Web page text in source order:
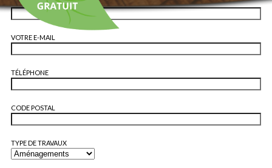
NOM
VOTRE E-MAIL
TÉLÉPHONE
CODE POSTAL
TYPE DE TRAVAUX